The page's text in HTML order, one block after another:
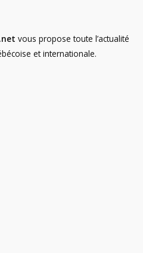
vous propose toute l’actualité
et internationale.